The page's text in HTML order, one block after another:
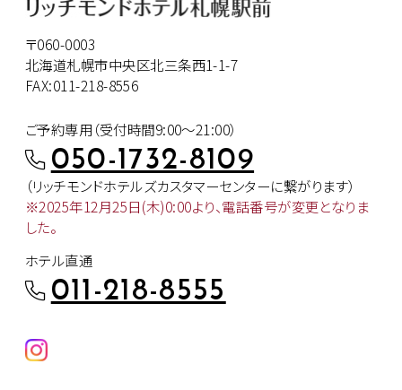
〒060-0003
北海道札幌市中央区北三条西1-1-7
FAX:011-218-8556
ご予約専用（受付時間9:00～21:00）
050-1732-8109
（リッチモンドホテルズカスタマーセンターに繋がります）
※2025年12月25日(木)0:00より、電話番号が変更となりま
した。
ホテル直通
011-218-8555